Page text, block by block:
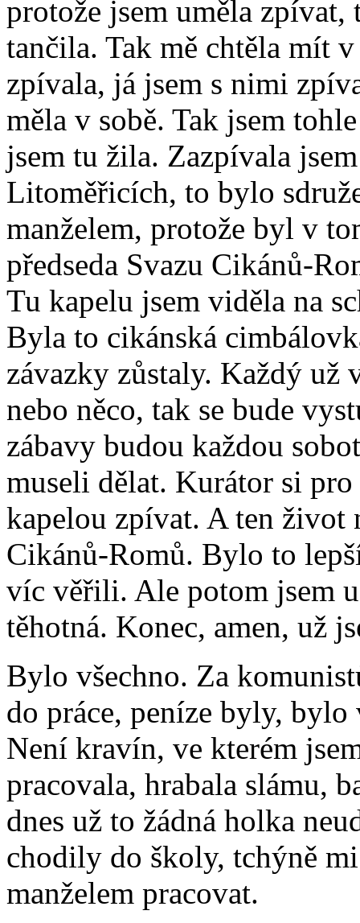
protože jsem uměla zpívat,
tančila. Tak mě chtěla mít
zpívala, já jsem s nimi
měla v sobě. Tak jsem
jsem tu žila. Zazpívala
Litoměřicích, to bylo
manželem, protože byl v
předseda Svazu Cikánů-
Tu kapelu jsem viděla na
Byla to cikánská
závazky zůstaly. Každý už
nebo něco, tak se bude
zábavy budou každou
museli dělat. Kurátor si
kapelou zpívat. A ten život
Cikánů-Romů. Bylo to
víc věřili. Ale potom jsem
těhotná. Konec, amen, už
Bylo všechno. Za
do práce, peníze byly,
Není kravín, ve kterém
pracovala, hrabala slámu,
dnes už to žádná holka
chodily do školy, tchýně
manželem pracovat.